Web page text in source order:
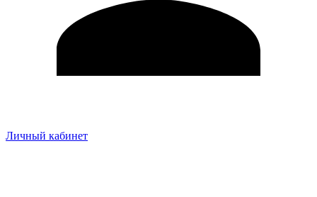
Личный кабинет